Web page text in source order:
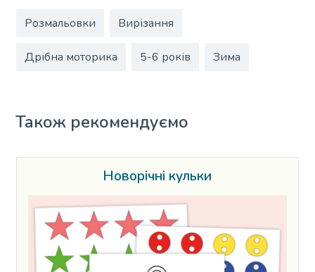
Розмальовки Вирізання
Дрібна моторика 5-6 років Зима
Також рекомендуємо
Новорічні кульки